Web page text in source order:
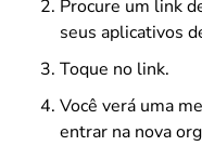
Procure um link
seus aplicativos
Toque no link.
Você verá uma
entrar na nova